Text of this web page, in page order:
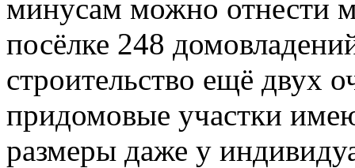
минусам можно отнести
посёлке 248
строительство ещё двух
придомовые участки
размеры даже у